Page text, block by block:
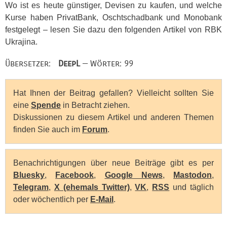
Wo ist es heute günstiger, Devisen zu kaufen, und welche
Kurse haben PrivatBank, Oschtschadbank und Monobank
festgelegt – lesen Sie dazu den folgenden Artikel von RBK
Ukrajina.
Übersetzer: DeepL— Wörter: 99
Hat Ihnen der Beitrag gefallen? Vielleicht sollten Sie
eine Spende in Betracht ziehen.
Diskussionen zu diesem Artikel und anderen Themen
finden Sie auch im Forum.
Benachrichtigungen über neue Beiträge gibt es per
Bluesky, Facebook, Google News, Mastodon,
Telegram, X (ehemals Twitter),VK, RSS und täglich
oder wöchentlich per E-Mail .